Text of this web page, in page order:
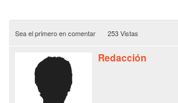
Sea el primero en comentar 253 Vistas
Redacción